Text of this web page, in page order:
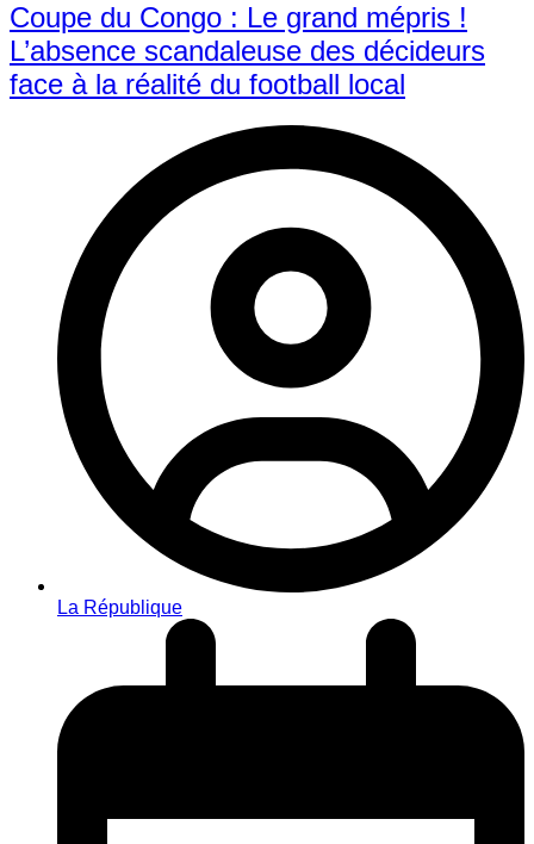
​Coupe du Congo : Le grand mépris !
L’absence scandaleuse des décideurs
face à la réalité du football local
La République